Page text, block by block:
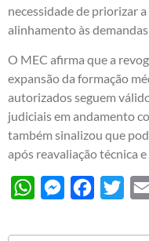
necessidade de priorizar
alinhamento às
O MEC afirma que a
expansão da formação
autorizados seguem
judiciais em andamento
também sinalizou que
após reavaliação técnica
WhatsAppMessengerFacebook